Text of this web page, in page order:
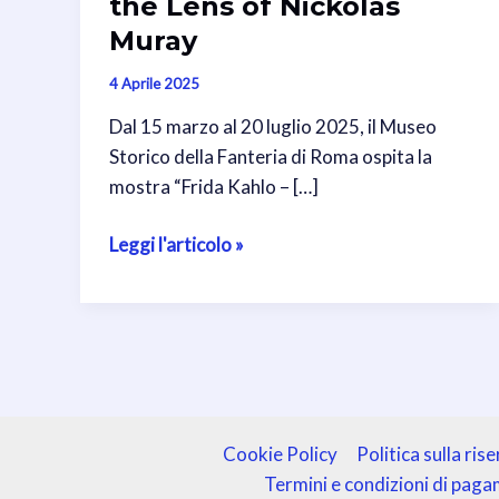
Muray
4 Aprile 2025
Dal 15 marzo al 20 luglio 2025, il Museo
Storico della Fanteria di Roma ospita la
mostra “Frida Kahlo – […]
Frida
Leggi l'articolo »
Cookie Policy
Politica sulla
Termini e condizioni di